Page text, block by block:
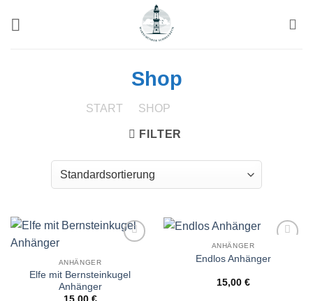
Shop
START SHOP
FILTER
ANHÄNGER
Elfe mit Bernsteinkugel
Anhänger
Wunschliste
ANHÄNGER
Endlos Anhänger
15,00 €